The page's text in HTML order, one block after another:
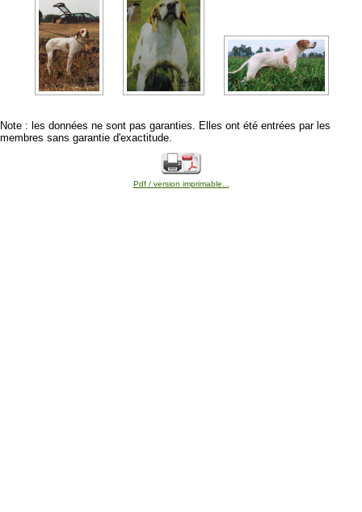
Note : les données ne sont pas garanties. Elles ont été entrées par les
membres sans garantie d'exactitude.
Pdf / version imprimable...